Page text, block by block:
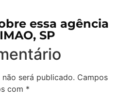
essa agência
SP
será publicado. Campos
com *